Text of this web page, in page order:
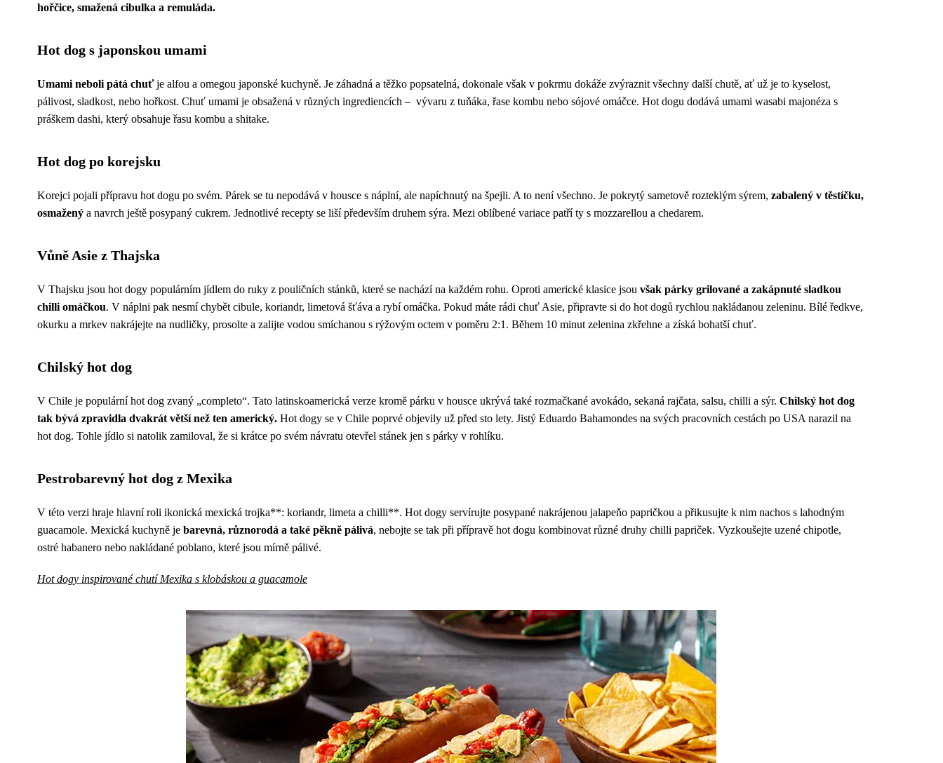
hořčice, smažená cibulka a remuláda.
Hot dog s japonskou umami
Umami neboli pátá chuťje alfou a omegou japonské kuchyně. Je záhadná a těžko popsatelná, dokonale však v pokrmu dokáže zvýraznit všechny další chutě, ať už je to kyselost,
pálivost, sladkost, nebo hořkost. Chuť umami je obsažená v různých ingrediencích – vývaru z tuňáka, řase kombu nebo sójové omáčce. Hot dogu dodává umami wasabi majonéza s
práškem dashi, který obsahuje řasu kombu a shitake.
Hot dog po korejsku
Korejci pojali přípravu hot dogu po svém. Párek se tu nepodává v housce s náplní, ale napíchnutý na špejli. A to není všechno. Je pokrytý sametově rozteklým sýrem, zabalený v těstíčku,
osmažený a navrch ještě posypaný cukrem. Jednotlivé recepty se liší především druhem sýra. Mezi oblíbené variace patří ty s mozzarellou a chedarem.
Vůně Asie z Thajska
V Thajsku jsou hot dogy populárním jídlem do ruky z pouličních stánků, které se nachází na každém rohu. Oproti americké klasice jsou však párky grilované a zakápnuté sladkou
chilli omáčkou. V náplni pak nesmí chybět cibule, koriandr, limetová šťáva a rybí omáčka. Pokud máte rádi chuť Asie, připravte si do hot dogů rychlou nakládanou zeleninu. Bílé ředkve,
okurku a mrkev nakrájejte na nudličky, prosolte a zalijte vodou smíchanou s rýžovým octem v poměru 2:1. Během 10 minut zelenina zkřehne a získá bohatší chuť.
Chilský hot dog
V Chile je populární hot dog zvaný „completo“. Tato latinskoamerická verze kromě párku v housce ukrývá také rozmačkané avokádo, sekaná rajčata, salsu, chilli a sýr. Chilský hot dog
tak bývá zpravidla dvakrát větší než ten americký. Hot dogy se v Chile poprvé objevily už před sto lety. Jistý Eduardo Bahamondes na svých pracovních cestách po USA narazil na
hot dog. Tohle jídlo si natolik zamiloval, že si krátce po svém návratu otevřel stánek jen s párky v rohlíku.
Pestrobarevný hot dog z Mexika
V této verzi hraje hlavní roli ikonická mexická trojka**: koriandr, limeta a chilli**. Hot dogy servírujte posypané nakrájenou jalapeňo papričkou a přikusujte k nim nachos s lahodným
guacamole. Mexická kuchyně je barevná, různorodá a také pěkně pálivá, nebojte se tak při přípravě hot dogu kombinovat různé druhy chilli papriček. Vyzkoušejte uzené chipotle,
ostré habanero nebo nakládané poblano, které jsou mírně pálivé.
Hot dogy inspirované chutí Mexika s klobáskou a guacamole